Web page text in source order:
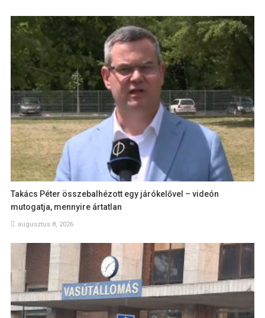
Takács Péter összebalhézott egy járókelővel – videón
mutogatja, mennyire ártatlan
augusztus 8, 2026